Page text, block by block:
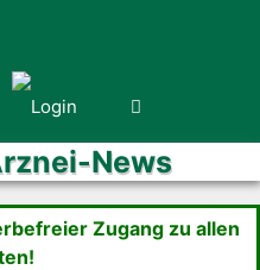
News
Zugang zu allen